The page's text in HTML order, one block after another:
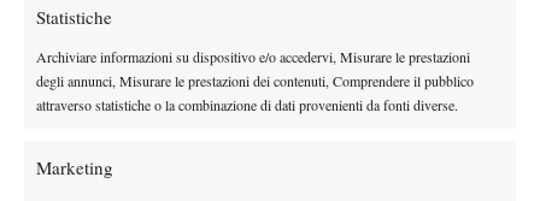
Statistiche
Archiviare informazioni su dispositivo e/o accedervi, Misurare le prestazioni
degli annunci, Misurare le prestazioni dei contenuti, Comprendere il pubblico
attraverso statistiche o la combinazione di dati provenienti da fonti diverse.
Marketing
DI TENDENZA